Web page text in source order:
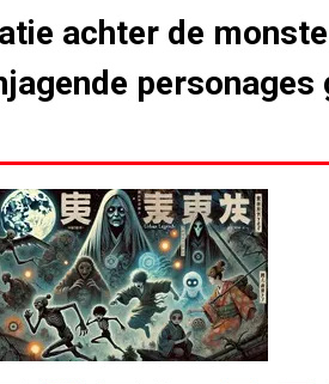
achter de
personages